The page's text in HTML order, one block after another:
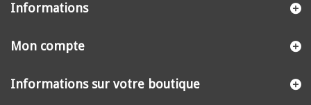
Informations
Mon compte
Informations sur votre boutique